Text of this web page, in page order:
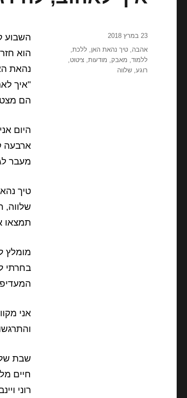
השבוע
הוא
נהאת
"איך
הם
היום
ארבעה
מעבר
טיך
שלווה,
תמצאו
מומלץ
בחרתי
אני
שבת
חיים
רוני
פורסם
23 במרץ 2018
תגיות
אהבה,טיך נהאת האן,ללכת,
ללמוד, מאבק, מודעות,ציטוט,
רוגע,שלווה